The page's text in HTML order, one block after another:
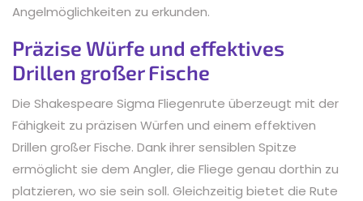
Angelmöglichkeiten zu erkunden.
Präzise Würfe und effektives
Drillen großer Fische
Die Shakespeare Sigma Fliegenrute überzeugt mit der
Fähigkeit zu präzisen Würfen und einem effektiven
Drillen großer Fische. Dank ihrer sensiblen Spitze
ermöglicht sie dem Angler, die Fliege genau dorthin zu
platzieren, wo sie sein soll. Gleichzeitig bietet die Rute